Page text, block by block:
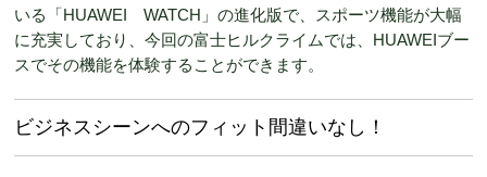
いる「HUAWEI WATCH」の進化版で、スポーツ機能が大幅
に充実しており、今回の富士ヒルクライムでは、HUAWEIブー
スでその機能を体験することができます。
ビジネスシーンへのフィット間違いなし！